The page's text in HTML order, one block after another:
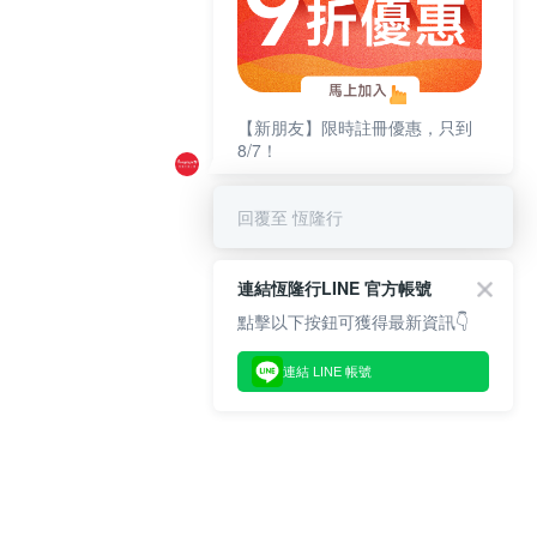
【新朋友】限時註冊優惠，只到
8/7！
回覆至 恆隆行
連結恆隆行LINE 官方帳號
點擊以下按鈕可獲得最新資訊👇
連結 LINE 帳號